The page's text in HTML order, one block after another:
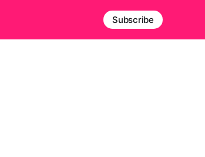
Subscribe